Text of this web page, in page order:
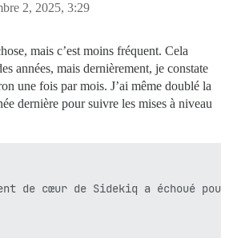
2, 2025, 3:29
mais c’est moins fréquent. Cela
années, mais dernièrement, je constate
une fois par mois. J’ai même doublé la
dernière pour suivre les mises à niveau
de cœur de Sidekiq a échoué pour